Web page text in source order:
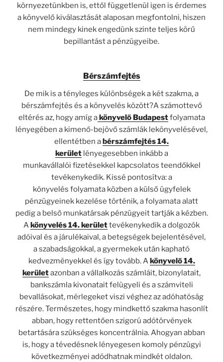
környezetünkben is, ettől függetlenül igen is érdemes
a könyvelő kiválasztását alaposan megfontolni, hiszen
nem mindegy kinek engedünk szinte teljes körű
bepillantást a pénzügyeibe.
Bérszámfejtés
De mik is a tényleges különbségek a két szakma, a
bérszámfejtés és a könyvelés között?A számottevő
eltérés az, hogy amíg akönyvelő Budapestfolyamata
lényegében a kimenő-bejövő számlák lekönyvelésével,
ellentétben abérszámfejtés 14.
kerületlényegesebben inkább a
munkavállalói fizetésekkel kapcsolatos teendőkkel
tevékenykedik. Kissé pontosítva: a
könyvelés folyamata közben a külső ügyfelek
pénzügyeinek kezelése történik, a folyamata alatt
pedig a belső munkatársak pénzügyeit tartják a kézben.
Akönyvelés 14. kerülettevékenykedik a dolgozók
adóival és a járulékaival, a betegségek bejelentésével,
a szabadságokkal, a gyermekek után kapható
kedvezményekkel és így tovább. Akönyvelő 14.
kerületazonban a vállalkozás számláit, bizonylatait,
bankszámla kivonatait felügyeli és a számviteli
bevallásokat, mérlegeket viszi véghez az adóhatóság
részére. Természetes, hogy mindkettő szakma hasonlít
abban, hogy rettentően szigorú adótörvények
betartására szükséges koncentrálnia. Ahogyan abban
is, hogy a tévedésnek lényegesen komoly pénzügyi
következményei adódhatnak mindkét oldalon.